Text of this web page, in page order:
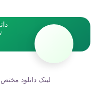
لینک دانلود مختص